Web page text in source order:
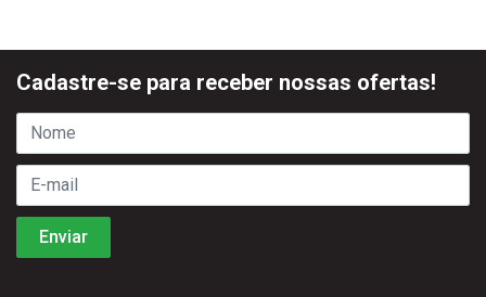
Cadastre-se para receber nossas ofertas!